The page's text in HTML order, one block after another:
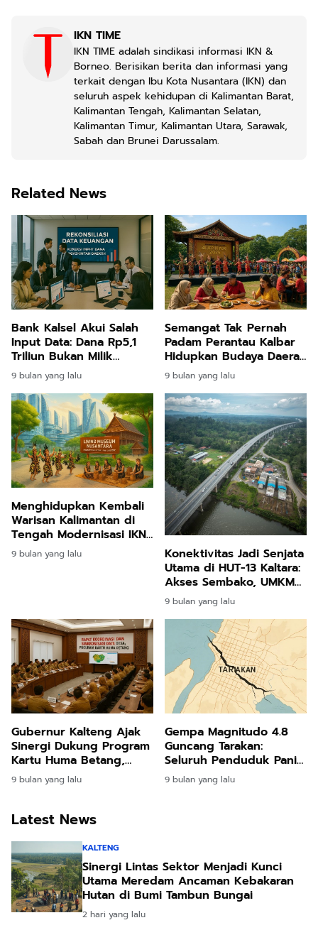
IKN TIME
IKN TIME adalah sindikasi informasi IKN &
Borneo. Berisikan berita dan informasi yang
terkait dengan Ibu Kota Nusantara (IKN) dan
seluruh aspek kehidupan di Kalimantan Barat,
Kalimantan Tengah, Kalimantan Selatan,
Kalimantan Timur, Kalimantan Utara, Sarawak,
Sabah dan Brunei Darussalam.
Related News
Bank Kalsel Akui Salah
Input Data: Dana Rp5,1
Triliun Bukan Milik
Pemkot Banjarbaru, Tapi
Pemprov Kalsel
9 bulan yang lalu
Semangat Tak Pernah
Padam Perantau Kalbar
Hidupkan Budaya Daerah
di Jantung Jakarta
9 bulan yang lalu
Menghidupkan Kembali
Warisan Kalimantan di
Tengah Modernisasi IKN
Nusantara
9 bulan yang lalu
Konektivitas Jadi Senjata
Utama di HUT-13 Kaltara:
Akses Sembako, UMKM
& Jalur Perbatasan
9 bulan yang lalu
Gubernur Kalteng Ajak
Sinergi Dukung Program
Kartu Huma Betang,
Wujudkan Data Desa
Akurat untuk
Sasaran
9 bulan yang lalu
Gempa Magnitudo 4.8
Guncang Tarakan:
Seluruh Penduduk Panik,
Bangunan Rusak Parah!
9 bulan yang lalu
Latest News
KALTENG
Sinergi Lintas Sektor Menjadi Kunci
Utama Meredam Ancaman Kebakaran
Hutan di Bumi Tambun Bungai
2 hari yang lalu